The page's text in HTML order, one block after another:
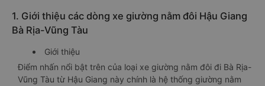
1. Giới thiệu các dòng xe giường nằm đôi Hậu Giang
Bà Rịa-Vũng Tàu
Giới thiệu
Điểm nhấn nổi bật trên của loại xe giường nằm đôi đi Bà Rịa-
Vũng Tàu từ Hậu Giang này chính là hệ thống giường nằm